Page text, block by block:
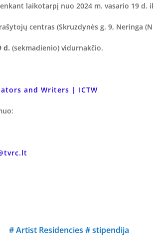
laikotarpį nuo 2024 m. vasario 19 d.
centras (Skruzdynės g. 9, Neringa
d. (sekmadienio) vidurnakčio.
and Writers | ICTW
#Artist Residencies #stipendija